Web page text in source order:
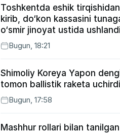
Toshkentda eshik tirqishidan
kirib, do‘kon kassasini
o‘smir jinoyat ustida ushlandi
Bugun, 18:21
Shimoliy Koreya Yapon
tomon ballistik raketa uchirdi
Bugun, 17:58
Mashhur rollari bilan tanilgan